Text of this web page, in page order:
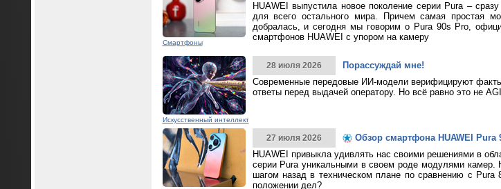
Смартфоны
HUAWEI выпустила новое поколение серии Pura –
для всего остального мира. Причем самая простая
добралась, и сегодня мы говорим о Pura 90s Pro,
смартфонов HUAWEI с упором на камеру
Искусственный интеллект
28 июля 2026
Порассуждай мне!
Современные передовые ИИ-модели верифицируют
ответы перед выдачей оператору. Но всё равно это не
27 июля 2026
Обзор смартфона HUAWEI Pura
HUAWEI привыкла удивлять нас своими решениями в
серии Pura уникальными в своем роде модулями
шагом назад в техническом плане по сравнению с
положении дел?